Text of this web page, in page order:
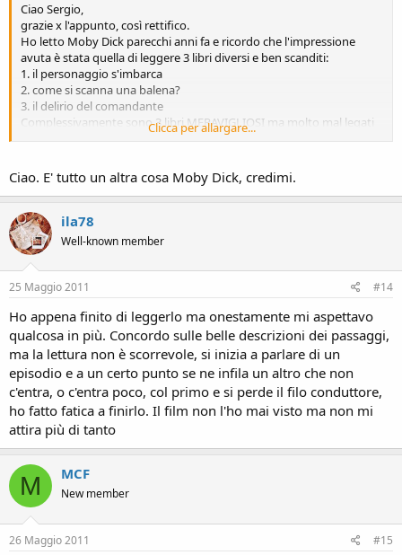
Ciao Sergio,
grazie x l'appunto, così rettifico.
Ho letto Moby Dick parecchi anni fa e ricordo che l'impressione
avuta è stata quella di leggere 3 libri diversi e ben scanditi:
1. il personaggio s'imbarca
2. come si scanna una balena?
3. il delirio del comandante
Complessivamente sono 3 libri MERAVIGLIOSI ma molto mal legati
tra loro, ma non importa, la trama non è tutto soprattutto quando
Moby Dick è un bellissimo libro.
Ciao
Clicca per allargare...
Ciao. E' tutto un altra cosa Moby Dick, credimi.
ila78
Well-known member
25 Maggio 2011 #14
Ho appena finito di leggerlo ma onestamente mi aspettavo
qualcosa in più. Concordo sulle belle descrizioni dei passaggi,
ma la lettura non è scorrevole, si inizia a parlare di un
episodio e a un certo punto se ne infila un altro che non
c'entra, o c'entra poco, col primo e si perde il filo conduttore,
ho fatto fatica a finirlo. Il film non l'ho mai visto ma non mi
attira più di tanto
M MCF
New member
26 Maggio 2011 #15